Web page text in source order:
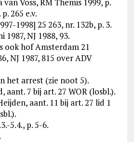
265 e.v.
1998] 25 263, nr. 132b, p. 3.
1987, NJ 1988, 93.
ook hof Amsterdam 21
NJ 1987, 815 over ADV
het arrest (zie noot 5).
aant. 7 bij art. 27 WOR (losbl.).
aant. 11 bij art. 27 lid 1
5.4., p. 5-6.